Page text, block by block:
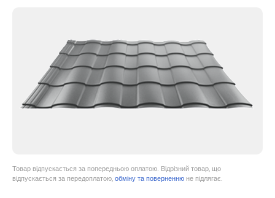
Товар відпускається за попередньою оплатою. Відрізний товар, що
відпускається за передоплатою, обміну та поверненню не підлягає.